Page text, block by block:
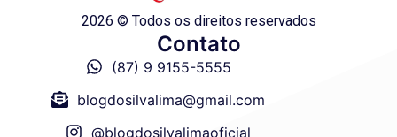
2026 © Todos os direitos reservados
Contato
(87) 9 9155-5555
blogdosilvalima@gmail.com
@blogdosilvalimaoficial